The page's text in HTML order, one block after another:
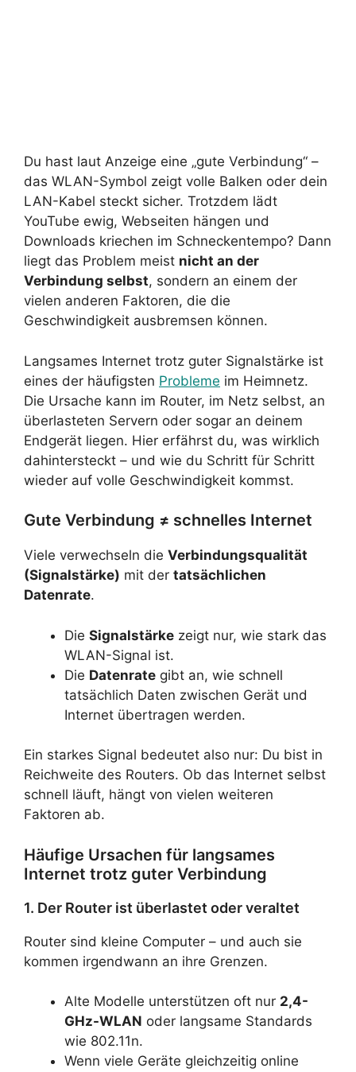
Du hast laut Anzeige eine „gute Verbindung“ –
das WLAN-Symbol zeigt volle Balken oder dein
LAN-Kabel steckt sicher. Trotzdem lädt
YouTube ewig, Webseiten hängen und
Downloads kriechen im Schneckentempo? Dann
liegt das Problem meist nicht an der
Verbindung selbst, sondern an einem der
vielen anderen Faktoren, die die
Geschwindigkeit ausbremsen können.
Langsames Internet trotz guter Signalstärke ist
eines der häufigsten Probleme im Heimnetz.
Die Ursache kann im Router, im Netz selbst, an
überlasteten Servern oder sogar an deinem
Endgerät liegen. Hier erfährst du, was wirklich
dahintersteckt – und wie du Schritt für Schritt
wieder auf volle Geschwindigkeit kommst.
Gute Verbindung ≠ schnelles Internet
Viele verwechseln die Verbindungsqualität
(Signalstärke) mit der tatsächlichen
Datenrate.
Die Signalstärke zeigt nur, wie stark das
WLAN-Signal ist.
Die Datenrate gibt an, wie schnell
tatsächlich Daten zwischen Gerät und
Internet übertragen werden.
Ein starkes Signal bedeutet also nur: Du bist in
Reichweite des Routers. Ob das Internet selbst
schnell läuft, hängt von vielen weiteren
Faktoren ab.
Häufige Ursachen für langsames
Internet trotz guter Verbindung
1. Der Router ist überlastet oder veraltet
Router sind kleine Computer – und auch sie
kommen irgendwann an ihre Grenzen.
Alte Modelle unterstützen oft nur 2,4-
GHz-WLAN oder langsame Standards
wie 802.11n.
Wenn viele Geräte gleichzeitig online